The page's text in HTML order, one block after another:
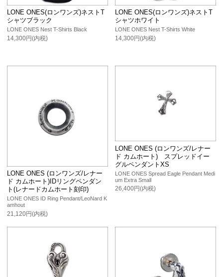
LONE ONES(ロンワンズ)ネストT
シャツブラック
LONE ONES Nest T-Shirts Black
14,300円(内税)
LONE ONES(ロンワンズ)ネストT
シャツホワイト
LONE ONES Nest T-Shirts White
14,300円(内税)
LONE ONES (ロンワンズ/レナー
ド カムホート)IDリングペンダン
ト(レナードカムホート刻印)
LONE ONES ID Ring Pendant/LeoNard K
amhout
21,120円(内税)
LONE ONES (ロンワンズ/レナー
ド カムホート) スプレッドイー
グルペンダントXS
LONE ONES Spread Eagle Pendant Medi
um Extra Small
26,400円(内税)